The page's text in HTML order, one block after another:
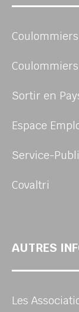
Sortir en
Espace
Service-
Covaltri
AUTRES
Les